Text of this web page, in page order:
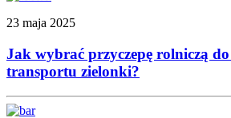
23 maja 2025
Jak wybrać przyczepę rolniczą
transportu zielonki?